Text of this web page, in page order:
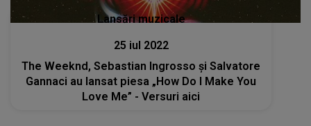
Lansări muzicale
25 iul 2022
The Weeknd, Sebastian Ingrosso și Salvatore
Gannaci au lansat piesa „How Do I Make You
Love Me” - Versuri aici